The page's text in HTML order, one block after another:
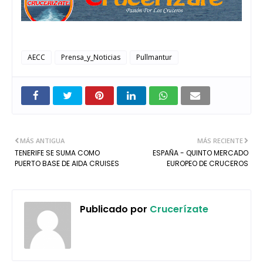
AECC Prensa_y_Noticias Pullmantur
MÁS RECIENTE
ESPAÑA - QUINTO MERCADO
EUROPEO DE CRUCEROS
MÁS ANTIGUA
TENERIFE SE SUMA COMO
PUERTO BASE DE AIDA CRUISES
Publicado por Crucerízate